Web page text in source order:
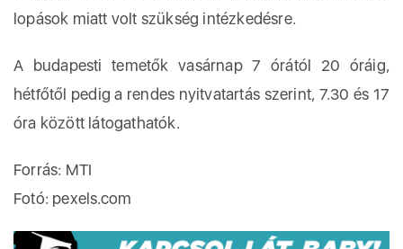
lopások miatt volt szükség intézkedésre.
A budapesti temetők vasárnap 7 órától 20 óráig,
hétfőtől pedig a rendes nyitvatartás szerint, 7.30 és 17
óra között látogathatók.
Forrás: MTI
Fotó: pexels.com